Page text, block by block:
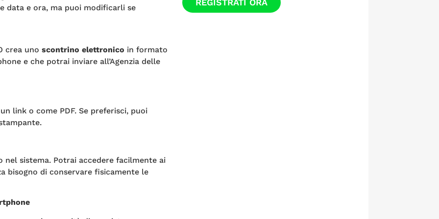
data e ora, ma puoi modificarli se
crea uno scontrino elettronico in formato
e che potrai inviare all’Agenzia delle
link o come PDF. Se preferisci, puoi
sistema. Potrai accedere facilmente ai
bisogno di conservare fisicamente le
REGISTRATI ORA